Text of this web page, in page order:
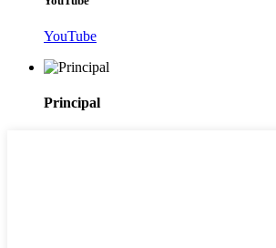
YouTube
Principal